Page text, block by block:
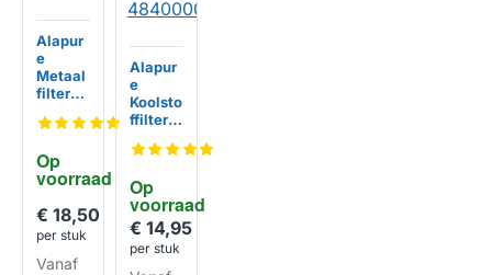
Op
voorraad
Alapur
e
Metaal
filter
kt voor
ool
481248
320x3
20x10
€ 18,50
per stuk
Vanaf
HUISMERK
Op
voorraad
Alapur
e
Koolsto
ffilter
kt voor
ool
AMC10
0 /
48400
00089
€ 14,95
per stuk